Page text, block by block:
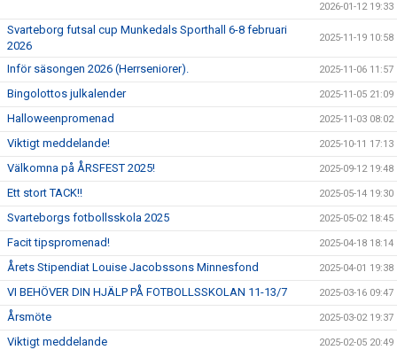
2026-01-12 19:33
Svarteborg futsal cup Munkedals Sporthall 6-8 februari
2026
2025-11-19 10:58
Inför säsongen 2026 (Herrseniorer). 2025-11-06 11:57
Bingolottos julkalender 2025-11-05 21:09
Halloweenpromenad 2025-11-03 08:02
Viktigt meddelande! 2025-10-11 17:13
Välkomna på ÅRSFEST 2025! 2025-09-12 19:48
Ett stort TACK!! 2025-05-14 19:30
Svarteborgs fotbollsskola 2025 2025-05-02 18:45
Facit tipspromenad! 2025-04-18 18:14
Årets Stipendiat Louise Jacobssons Minnesfond 2025-04-01 19:38
VI BEHÖVER DIN HJÄLP PÅ FOTBOLLSSKOLAN 11-13/7 2025-03-16 09:47
Årsmöte 2025-03-02 19:37
Viktigt meddelande 2025-02-05 20:49